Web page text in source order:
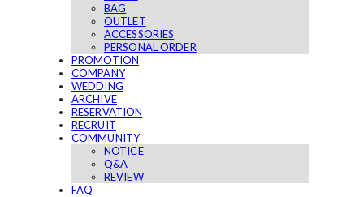
BAG
OUTLET
ACCESSORIES
PERSONAL ORDER
PROMOTION
COMPANY
WEDDING
ARCHIVE
RESERVATION
RECRUIT
COMMUNITY
NOTICE
Q&A
REVIEW
FAQ